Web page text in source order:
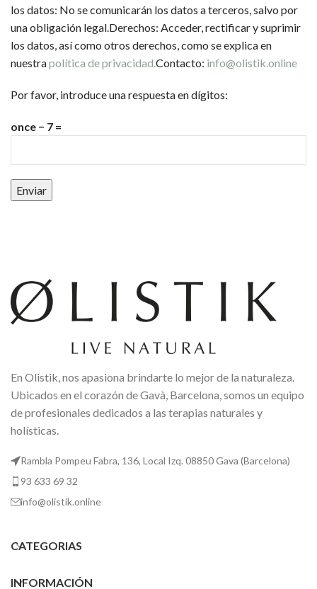
los datos: No se comunicarán los datos a terceros, salvo por
una obligación legal.Derechos: Acceder, rectificar y suprimir
los datos, así como otros derechos, como se explica en
nuestrapolítica de privacidad.Contacto: info@olistik.online
Por favor, introduce una respuesta en dígitos:
once − 7 =
En Olistik, nos apasiona brindarte lo mejor de la naturaleza.
Ubicados en el corazón de Gavà, Barcelona, somos un equipo
de profesionales dedicados a las terapias naturales y
holísticas.
Rambla Pompeu Fabra, 136, Local Izq. 08850 Gava (Barcelona)
93 633 69 32
info@olistik.online
CATEGORIAS
INFORMACIÓN